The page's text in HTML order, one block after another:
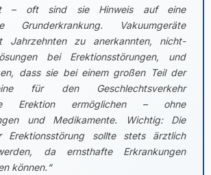
– oft sind sie Hinweis auf eine
Grunderkrankung. Vakuumgeräte
Jahrzehnten zu anerkannten, nicht-
bei Erektionsstörungen, und
dass sie bei einem großen Teil der
für den Geschlechtsverkehr
Erektion ermöglichen – ohne
und Medikamente. Wichtig: Die
Erektionsstörung sollte stets ärztlich
da ernsthafte Erkrankungen
können.“